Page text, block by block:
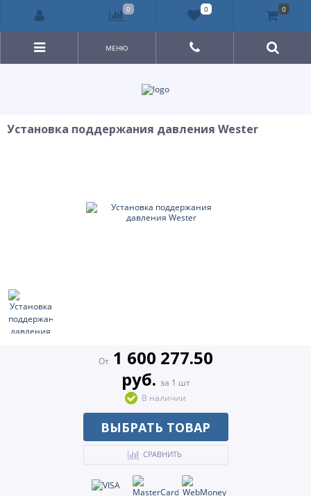
МЕНЮ
Установка поддержания давления Wester
От1 600 277.50
руб. за 1 шт
В наличии
ВЫБРАТЬ ТОВАР
СРАВНИТЬ
0 0 0